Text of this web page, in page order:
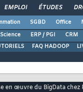
EMPLOI ÉTUDES
SGBD Office
ERP / PGI CRM
FAQ HADOOP
en œuvre du BigData chez